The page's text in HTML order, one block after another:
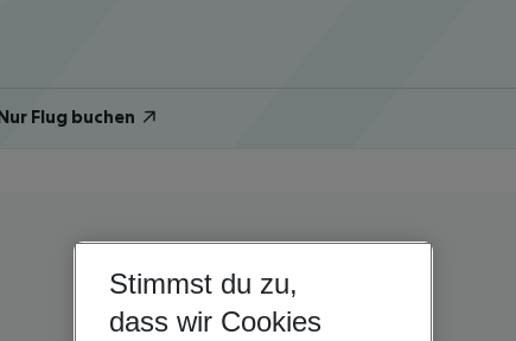
Flug buchen
Stimmst du zu,
dass wir Cookies